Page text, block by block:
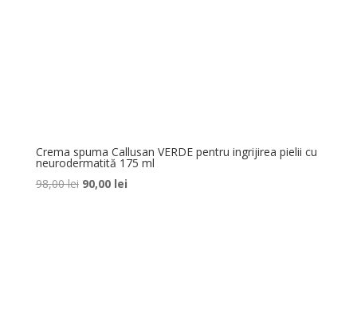
Crema spuma Callusan VERDE pentru ingrijirea pielii cu
neurodermatită 175 ml
98,00lei Prețul
90,00 leiPrețul